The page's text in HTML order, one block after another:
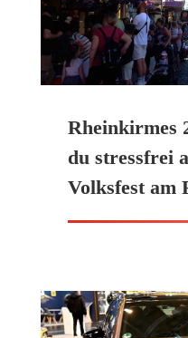
Rheinkirmes
du stressfrei
Volksfest am